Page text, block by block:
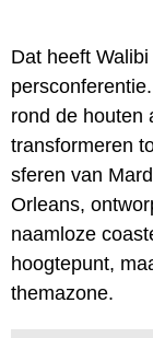
Dat heeft
rond de houten
transformeren
sferen van
Orleans,
naamloze
hoogtepunt,
themazone.